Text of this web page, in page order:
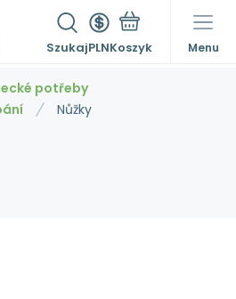
SzukajPLN Menu
potřeby
Nůžky